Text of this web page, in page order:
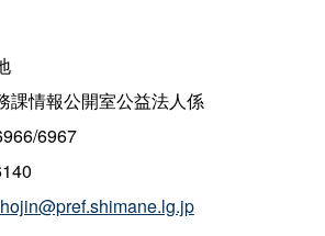
課情報公開室公益法人係
6967